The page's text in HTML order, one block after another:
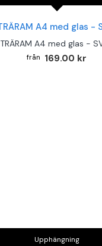
TRÄRAM A4 med glas -
169.00 kr
Upphängning